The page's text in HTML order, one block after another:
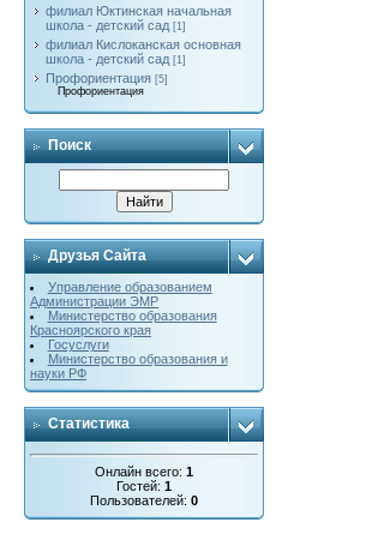
филиал Юктинская начальная
школа - детский сад [1]
филиал Кислоканская основная
школа - детский сад [1]
Профориентация [5]
Профориентация
Поиск
Друзья Сайта
Управление образованием
Администрации ЭМР
Министерство образования
Красноярского края
Госуслуги
Министерство образования и
науки РФ
Статистика
Онлайн всего: 1
Гостей: 1
Пользователей: 0